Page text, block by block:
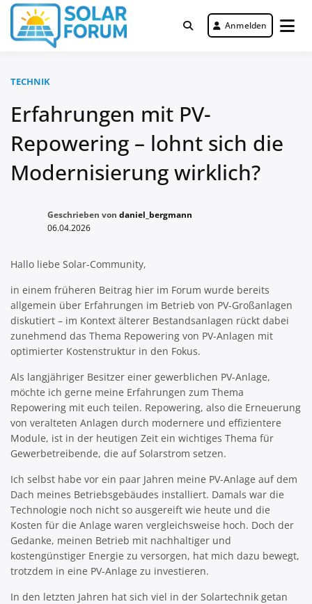
Zum
Inhalt
springen
Solar Forum
Deutschlandweit Nr. 1 Forum für
gewerbliche Solar Investments
Anmelden
TECHNIK
Erfahrungen mit PV-
Repowering – lohnt sich die
Modernisierung wirklich?
Geschrieben von daniel_bergmann
06.04.2026
Hallo liebe Solar-Community,
in einem früheren Beitrag hier im Forum wurde bereits
allgemein über Erfahrungen im Betrieb von PV-Großanlagen
diskutiert – im Kontext älterer Bestandsanlagen rückt dabei
zunehmend das Thema Repowering von PV-Anlagen mit
optimierter Kostenstruktur in den Fokus.
Als langjähriger Besitzer einer gewerblichen PV-Anlage,
möchte ich gerne meine Erfahrungen zum Thema
Repowering mit euch teilen. Repowering, also die Erneuerung
von veralteten Anlagen durch modernere und effizientere
Module, ist in der heutigen Zeit ein wichtiges Thema für
Gewerbetreibende, die auf Solarstrom setzen.
Ich selbst habe vor ein paar Jahren meine PV-Anlage auf dem
Dach meines Betriebsgebäudes installiert. Damals war die
Technologie noch nicht so ausgereift wie heute und die
Kosten für die Anlage waren vergleichsweise hoch. Doch der
Gedanke, meinen Betrieb mit nachhaltiger und
kostengünstiger Energie zu versorgen, hat mich dazu bewegt,
trotzdem in eine PV-Anlage zu investieren.
In den letzten Jahren hat sich viel in der Solartechnik getan